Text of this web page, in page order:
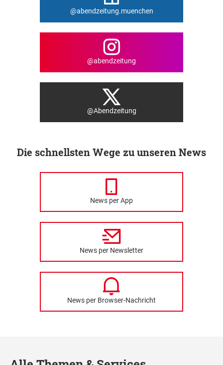
@abendzeitung.muenchen
@abendzeitung
@Abendzeitung
Die schnellsten Wege zu unseren News
News per App
News per Newsletter
News per Browser-Nachricht